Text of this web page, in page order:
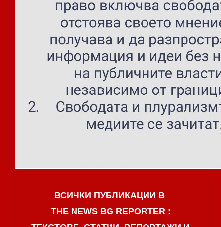
ВСИЧКИ ПУБЛИКАЦИИ В
THE NEWS BG REPORTER :